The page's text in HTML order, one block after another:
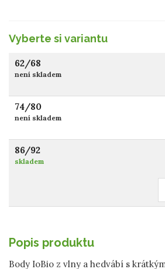
Vyberte si variantu
62/68
není skladem
74/80
není skladem
86/92
skladem
Popis produktu
Body IoBio z vlny a hedvábí s